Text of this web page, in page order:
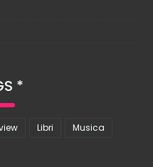
Libri
Musica